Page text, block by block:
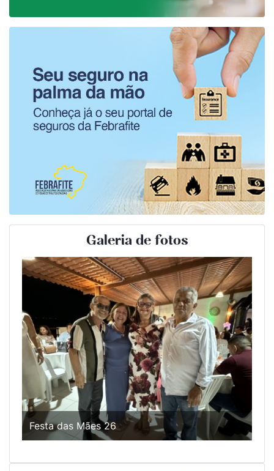
Galeria de fotos
Festa das Mães 26